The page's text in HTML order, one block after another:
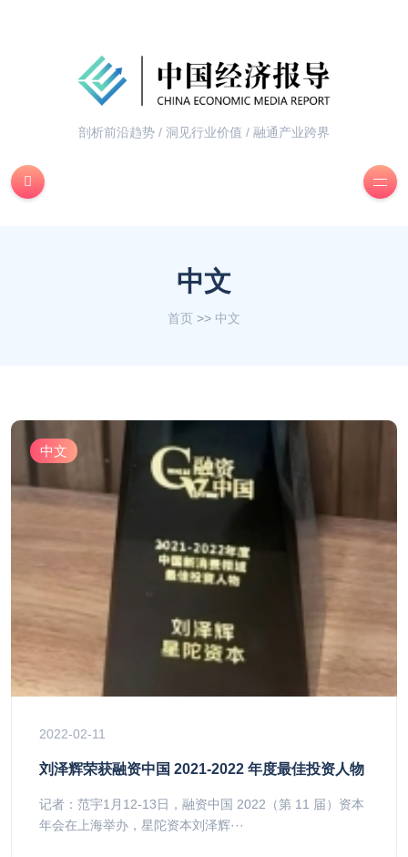
剖析前沿趋势 / 洞见行业价值 / 融通产业跨界
中文
首页 >> 中文
中文
2022-02-11
刘泽辉荣获融资中国 2021-2022 年度最佳投资人物
记者：范宇1月12-13日，融资中国 2022（第 11 届）资本
年会在上海举办，星陀资本刘泽辉···